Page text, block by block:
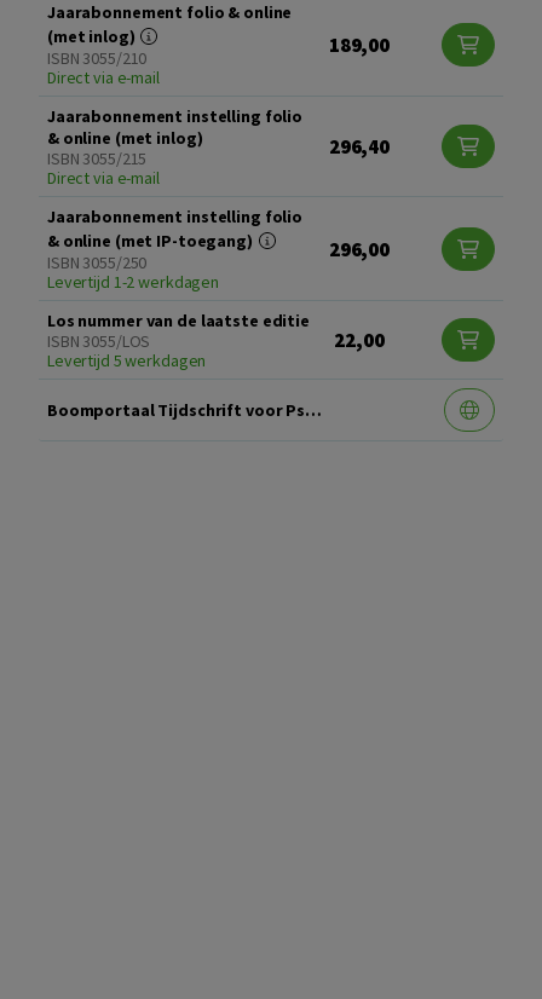
Jaarabonnement folio & online
(met inlog)
ISBN 3055/210
Direct via e-mail
189,00
Jaarabonnement instelling folio
& online (met inlog)
ISBN 3055/215
Direct via e-mail
296,40
Jaarabonnement instelling folio
& online (met IP-toegang)
ISBN 3055/250
Levertijd 1-2 werkdagen
296,00
Los nummer van de laatste editie
ISBN 3055/LOS
Levertijd 5 werkdagen
22,00
Boomportaal Tijdschrift voor Psychotherapie